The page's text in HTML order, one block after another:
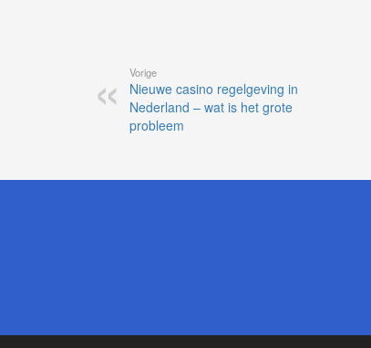
Vorige
Nieuwe casino regelgeving in
Nederland – wat is het grote
probleem